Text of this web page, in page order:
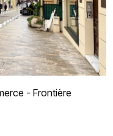
- Frontière